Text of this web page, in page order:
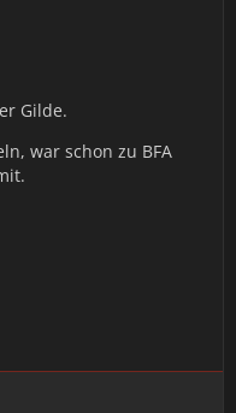
Gilde.
war schon zu BFA